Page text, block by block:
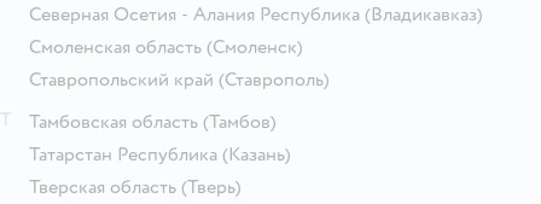
Северная Осетия - Алания Республика (Владикавказ)
Смоленская область (Смоленск)
Ставропольский край (Ставрополь)
Тамбовская область (Тамбов)
Татарстан Республика (Казань)
Тверская область (Тверь)